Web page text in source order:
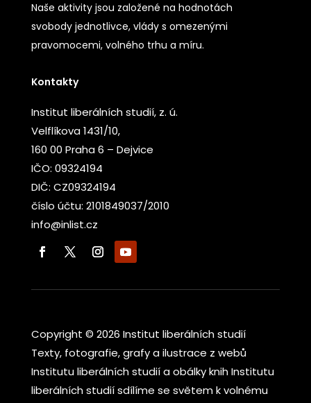
Naše aktivity jsou založené na hodnotách
svobody jednotlivce, vlády s omezenými
pravomocemi, volného trhu a míru.
Kontakty
Institut liberálních studií, z. ú.
Velflíkova 1431/10,
160 00 Praha 6 – Dejvice
IČO: 09324194
DIČ: CZ09324194
číslo účtu: 2101849037/2010
info@inlist.cz
Copyright © 2026 Institut liberálních studií
Texty, fotografie, grafy a ilustrace z webů
Institutu liberálních studií a obálky knih Institutu
liberálních studií sdílíme se světem k volnému